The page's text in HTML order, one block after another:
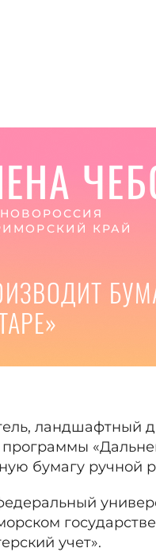
КРАЙ
ландшафтный
бумагу
учет».